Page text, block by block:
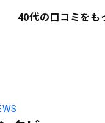
40代の口コミをも